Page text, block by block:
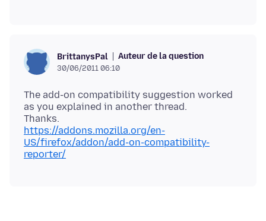
BrittanysPal Auteur de la question
30/06/2011 06:10
The add-on compatibility suggestion worked
as you explained in another thread.
https://addons.mozilla.org/en-
US/firefox/addon/add-on-compatibility-
reporter/